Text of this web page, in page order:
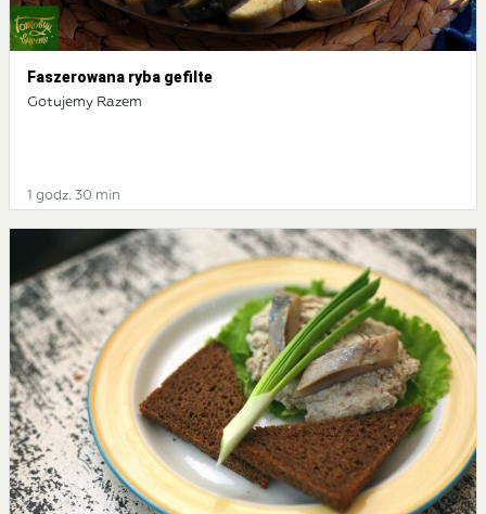
Faszerowana ryba gefilte
Gotujemy Razem
1 godz. 30 min